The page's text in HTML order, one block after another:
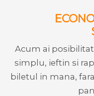
Acum ai
simplu, ieftin si
biletul in mana,